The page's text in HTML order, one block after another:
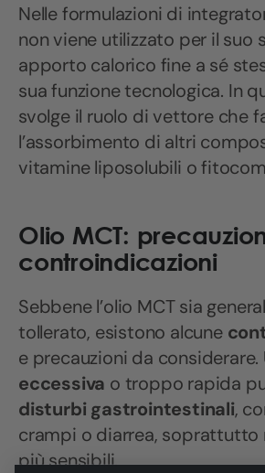
Nelle formulazioni di
non viene utilizzato per il suo
apporto calorico fine a sé
sua funzione tecnologica. In
svolge il ruolo di vettore che
l’assorbimento di altri
vitamine liposolubili o
Olio MCT:
controindicazioni
Sebbene l’olio MCT sia
tollerato, esistono alcune
e precauzioni da considerare.
eccessiva o troppo rapida
disturbi gastrointestinali,
crampi o diarrea, soprattutto
più sensibili.